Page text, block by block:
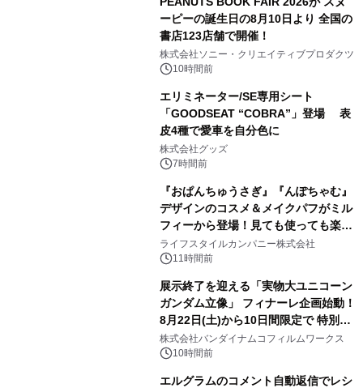
ーピーの誕生日の8月10日より 全国の
書店123店舗で開催！
株式会社ソニー・クリエイティブプロダクツ
10時間前
エリミネーター/SE専用シート
「GOODSEAT “COBRA”」登場 表
皮4種で愛車を自分色に
株式会社グッズ
7時間前
『おぱんちゅうさぎ』『んぽちゃむ』
デザインのコスメ＆メイクパフがミル
フィーから登場！見ても使っても楽し
い、ポップでキュートなコレクショ
ン。
ライフスタイルカンパニー株式会社
11時間前
展示終了を迎える「実物大ユニコーン
ガンダム立像」 フィナーレ企画始動！
8月22日(土)から10日間限定で 特別映
像『UNICORN GUNDAM Statue ―
BEYOND POSSIBILITY ―』を上映！
株式会社バンダイナムコフィルムワークス
10時間前
エルグラムのコメント自動返信でレシ